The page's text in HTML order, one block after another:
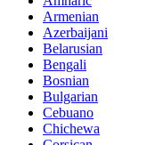
Armenian
Azerbaijani
Belarusian
Bengali
Bosnian
Bulgarian
Cebuano
Chichewa